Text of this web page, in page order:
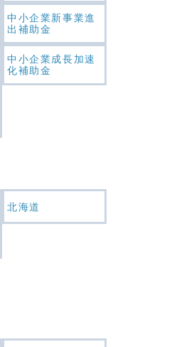
中小企業新事業進
出補助金
中小企業成長加速
化補助金
北海道